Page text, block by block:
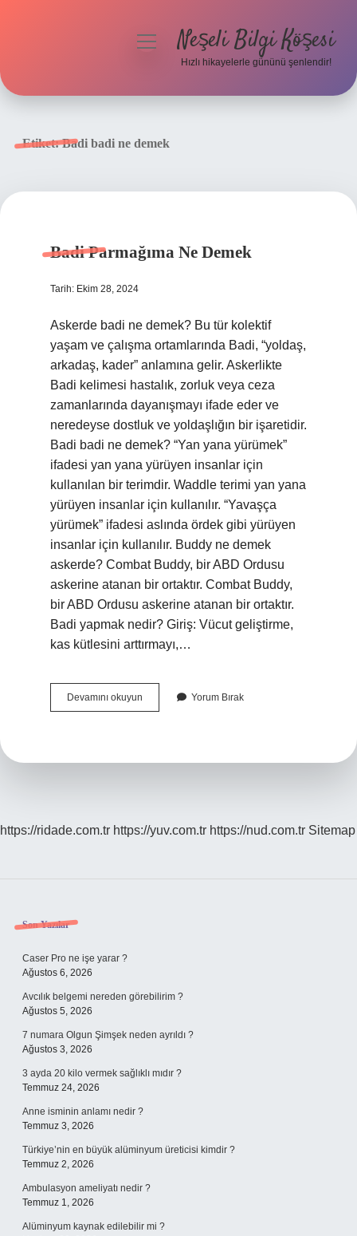
menüyüNeşeli Bilgi Köşesi
Hızlı hikayelerle gününü şenlendir!
Etiket:Badi badi ne demek
Badi Parmağıma Ne Demek
Tarih: Ekim 28, 2024
Askerde badi ne demek? Bu tür kolektif
yaşam ve çalışma ortamlarında Badi, “yoldaş,
arkadaş, kader” anlamına gelir. Askerlikte
Badi kelimesi hastalık, zorluk veya ceza
zamanlarında dayanışmayı ifade eder ve
neredeyse dostluk ve yoldaşlığın bir işaretidir.
Badi badi ne demek? “Yan yana yürümek”
ifadesi yan yana yürüyen insanlar için
kullanılan bir terimdir. Waddle terimi yan yana
yürüyen insanlar için kullanılır. “Yavaşça
yürümek” ifadesi aslında ördek gibi yürüyen
insanlar için kullanılır. Buddy ne demek
askerde? Combat Buddy, bir ABD Ordusu
askerine atanan bir ortaktır. Combat Buddy,
bir ABD Ordusu askerine atanan bir ortaktır.
Badi yapmak nedir? Giriş: Vücut geliştirme,
kas kütlesini arttırmayı,…
Devamını okuyun
Parmağıma
Yorum Bırak
https://ridade.com.tr https://yuv.com.tr https://nud.com.tr Sitemap
Sidebar
Son Yazılar
Caser Pro ne işe yarar ?
Ağustos 6, 2026
Avcılık belgemi nereden görebilirim ?
Ağustos 5, 2026
7 numara Olgun Şimşek neden ayrıldı ?
Ağustos 3, 2026
3 ayda 20 kilo vermek sağlıklı mıdır ?
Temmuz 24, 2026
Anne isminin anlamı nedir ?
Temmuz 3, 2026
Türkiye’nin en büyük alüminyum üreticisi kimdir ?
Temmuz 2, 2026
Ambulasyon ameliyatı nedir ?
Temmuz 1, 2026
Alüminyum kaynak edilebilir mi ?